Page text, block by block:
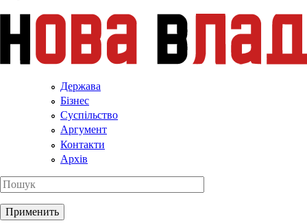
Держава
Бізнес
Суспільство
Аргумент
Контакти
Архів